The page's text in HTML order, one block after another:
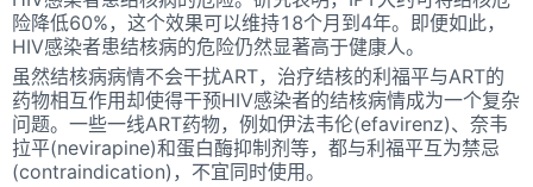
险降低60%，这个效果可以维持18个月到4年。即便如此，
HIV感染者患结核病的危险仍然显著高于健康人。
虽然结核病病情不会干扰ART，治疗结核的利福平与ART的
药物相互作用却使得干预HIV感染者的结核病情成为一个复杂
问题。一些一线ART药物，例如伊法韦伦(efavirenz)、奈韦
拉平(nevirapine)和蛋白酶抑制剂等，都与利福平互为禁忌
(contraindication)，不宜同时使用。